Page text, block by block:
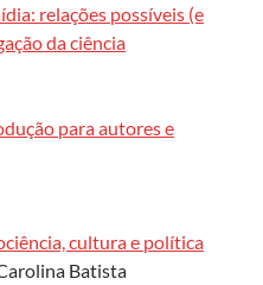
relações possíveis (e
da ciência
para autores e
cultura e política
Batista